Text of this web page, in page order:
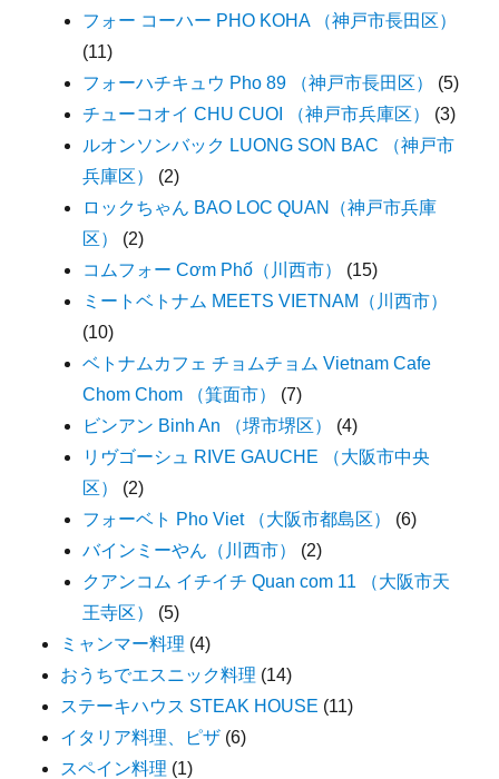
フォー コーハー PHO KOHA （神戸市長田区）
(11)
フォーハチキュウ Pho 89 （神戸市長田区）
(5)
チューコオイ CHU CUOI （神戸市兵庫区）
(3)
ルオンソンバック LUONG SON BAC （神戸市
兵庫区）
(2)
ロックちゃん BAO LOC QUAN（神戸市兵庫
区）
(2)
コムフォー Cơm Phố（川西市）
(15)
ミートベトナム MEETS VIETNAM（川西市）
(10)
ベトナムカフェ チョムチョム Vietnam Cafe
Chom Chom （箕面市）
(7)
ビンアン Binh An （堺市堺区）
(4)
リヴゴーシュ RIVE GAUCHE （大阪市中央
区）
(2)
フォーベト Pho Viet （大阪市都島区）
(6)
バインミーやん（川西市）
(2)
クアンコム イチイチ Quan com 11 （大阪市天
王寺区）
(5)
ミャンマー料理 (4)
おうちでエスニック料理 (14)
ステーキハウス STEAK HOUSE (11)
イタリア料理、ピザ (6)
スペイン料理 (1)